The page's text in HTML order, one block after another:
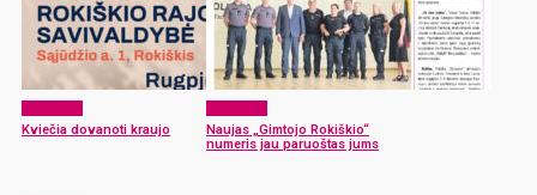
Kviečia dovanoti kraujo
Naujas „Gimtojo Rokiškio“
numeris jau paruoštas jums